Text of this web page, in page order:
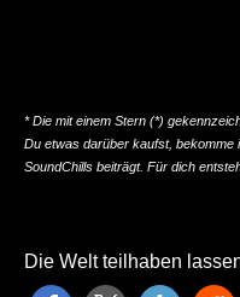
* Die mit einem Stern (*)
Du etwas darüber kaufst, bekomme
SoundChills beiträgt. Für dich
Die Welt teilhaben